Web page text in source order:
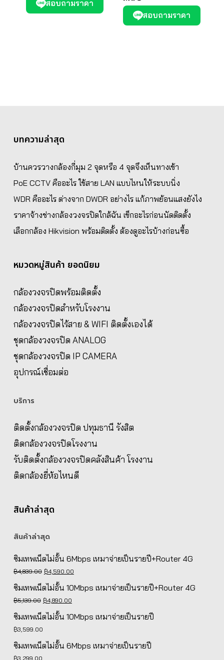
สอบถามราคา
สอบถามราคา
บทความล่าสุด
บ้านควรวางกล้องกี่มุม 2 จุดหรือ 4 จุดจึงเห็นทางเข้า
PoE CCTV คืออะไร ใช้สาย LAN แบบไหนให้ระบบนิ่ง
WDR คืออะไร ต่างจาก DWDR อย่างไร แก้ภาพย้อนแสงยังไง
ราคาจ้างช่างกล้องวงจรปิดใกล้ฉัน เช็กอะไรก่อนนัดติดตั้ง
เลือกกล้อง Hikvision พร้อมติดตั้ง ต้องดูอะไรบ้างก่อนซื้อ
หมวดหมู่สินค้า ยอดนิยม
กล้องวงจรปิดพร้อมติดตั้ง
กล้องวงจรปิดสำหรับโรงงาน
กล้องวงจรปิดไร้สาย & WIFI ติดตั้งเองได้
ชุดกล้องวงจรปิด ANALOG
ชุดกล้องวงจรปิด IP CAMERA
อุปกรณ์เชื่อมต่อ
บริการ
ติดตั้งกล้องวงจรปิด ปทุมธานี รังสิต
ติดกล้องวงจรปิดโรงงาน
รับติดตั้งกล้องวงจรปิดคลังสินค้า โรงงาน
ติดกล้องยี่ห้อไหนดี
สินค้าล่าสุด
สินค้าล่าสุด
ซิมเทพเน็ตไม่อั้น 6Mbps เหมาจ่ายเป็นรายปี+Router 4G
฿4,839.00 Original
price
฿4,839.00.
฿4,590.00Current
ซิมเทพเน็ตไม่อั้น 10Mbps เหมาจ่ายเป็นรายปี+Router 4G
฿5,139.00 Original
price
฿4,890.00Current
ซิมเทพเน็ตไม่อั้น 10Mbps เหมาจ่ายเป็นรายปี
฿3,599.00
ซิมเทพเน็ตไม่อั้น 6Mbps เหมาจ่ายเป็นรายปี
฿3,299.00